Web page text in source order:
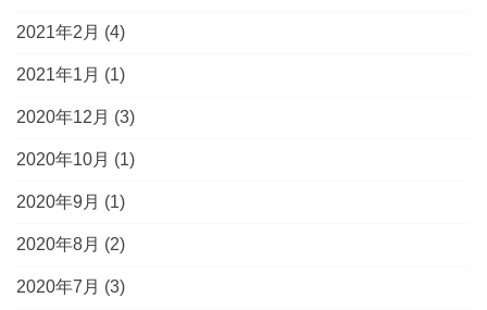
2021年2月 (4)
2021年1月 (1)
2020年12月 (3)
2020年10月 (1)
2020年9月 (1)
2020年8月 (2)
2020年7月 (3)